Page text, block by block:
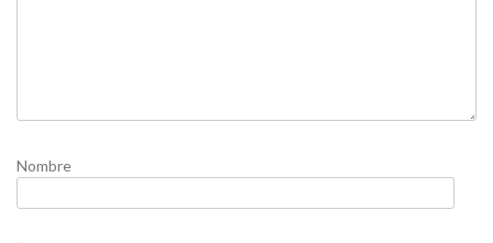
Nombre